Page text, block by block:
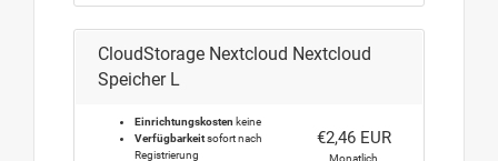
CloudStorage Nextcloud Nextcloud
Speicher L
Einrichtungskosten keine
Verfügbarkeitsofort nach
Registrierung
€2,46 EUR